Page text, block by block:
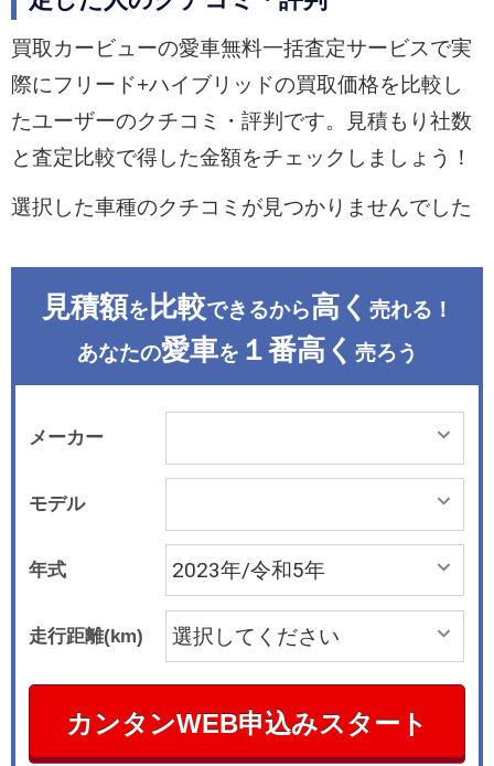
買取カービューの愛車無料一括査定サービスで実
際にフリード+ハイブリッドの買取価格を比較し
たユーザーのクチコミ・評判です。見積もり社数
と査定比較で得した金額をチェックしましょう！
選択した車種のクチコミが見つかりませんでした
見積額を 比較できるから高く 売れる！
あなたの愛車を １番高く 売ろう
メーカー
モデル
年式
走行距離(km)
カンタンWEB申込みスタート